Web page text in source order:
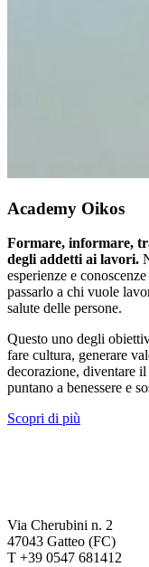
Academy Oikos
Formare, informare,
degli addetti ai lavori.
esperienze e
passarlo a chi vuole
salute delle persone.
Questo uno degli
fare cultura, generare
decorazione, diventare
puntano a benessere e
Scopri di più
Via Cherubini n. 2
47043 Gatteo (FC)
T +39 0547 681412